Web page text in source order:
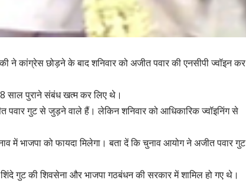
ने कांग्रेस छोड़ने के बाद शनिवार को अजीत पवार की एनसीपी ज्वॉइन कर
साल पुराने संबंध खत्म कर लिए थे।
पवार गुट से जुड़ने वाले हैं। लेकिन शनिवार को आधिकारिक ज्वॉइनिंग से
में भाजपा को फायदा मिलेगा। बता दें कि चुनाव आयोग ने अजीत पवार गुट
गुट की शिवसेना और भाजपा गठबंधन की सरकार में शामिल हो गए थे।